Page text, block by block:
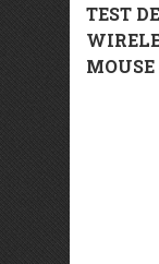
TEST